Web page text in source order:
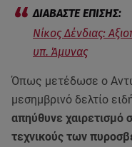
Νίκος Δένδιας:
υπ. Άμυνας
Όπως μετέδωσε ο
μεσημβρινό δελτίο
απηύθυνε χαιρετισμό
τεχνικούς των